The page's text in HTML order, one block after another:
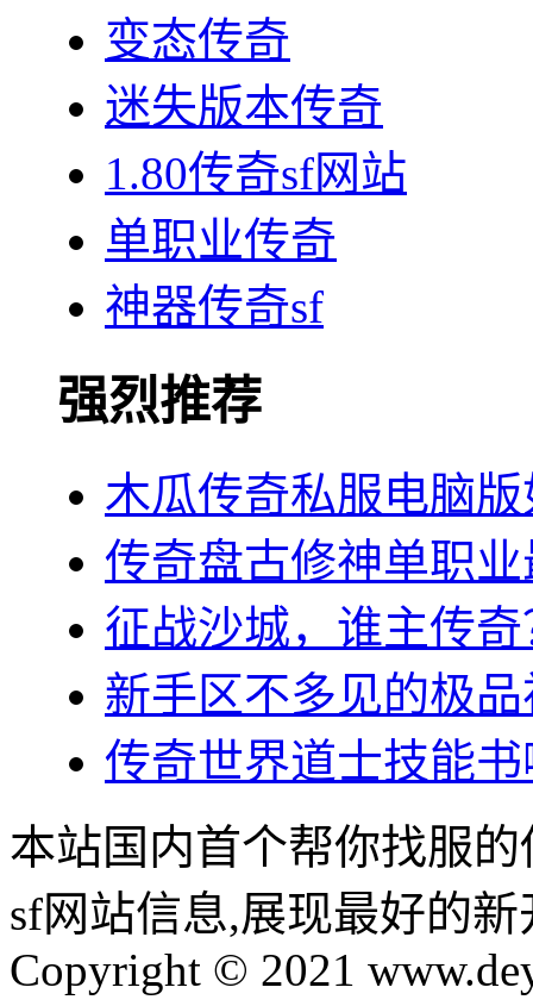
变态传奇
迷失版本传奇
1.80传奇sf网站
单职业传奇
神器传奇sf
强烈推荐
木瓜传奇私服电脑
传奇盘古修神单职
征战沙城，谁主传
新手区不多见的极
传奇世界道士技能
本站国内首个帮你找服
sf网站信息,展现最好的
Copyright © 2021